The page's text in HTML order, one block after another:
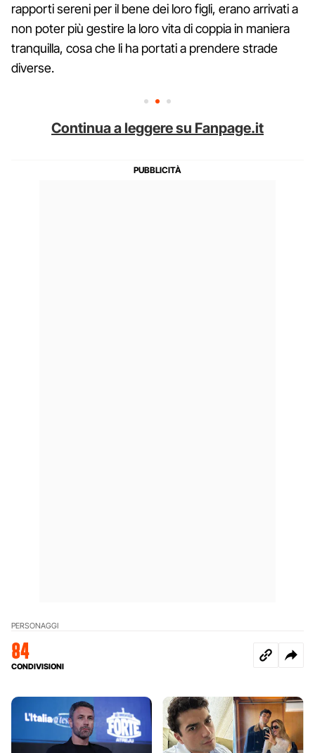
rapporti sereni per il bene dei loro figli, erano arrivati a
non poter più gestire la loro vita di coppia in maniera
tranquilla, cosa che li ha portati a prendere strade
diverse.
Continua a leggere su Fanpage.it
PERSONAGGI
84
CONDIVISIONI